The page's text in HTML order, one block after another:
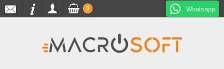
Whatsapp
0